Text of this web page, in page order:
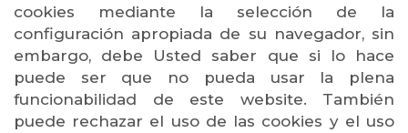
cookies mediante la selección de la
configuración apropiada de su navegador, sin
embargo, debe Usted saber que si lo hace
puede ser que no pueda usar la plena
funcionabilidad de este website. También
puede rechazar el uso de las cookies y el uso